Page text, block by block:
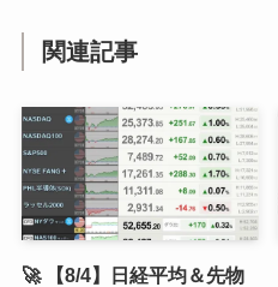
関連記事
🚀 【8/4】日経平均＆先物